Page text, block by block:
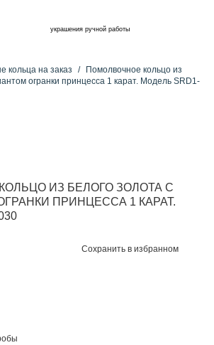
украшения ручной работы
кольца на заказ
Помолвочное кольцо из
огранки принцесса 1 карат. Модель SRD1-
ИЗ БЕЛОГО ЗОЛОТА С
ПРИНЦЕССА 1 КАРАТ.
Сохранить в избранном